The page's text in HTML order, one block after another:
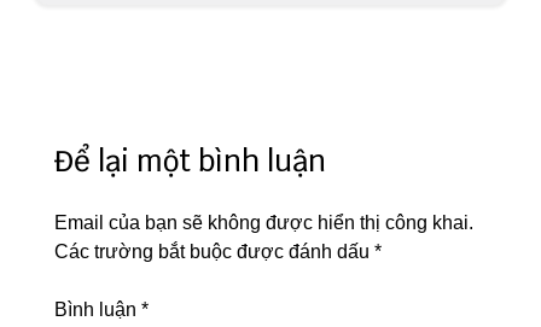
Để lại một bình luận
Email của bạn sẽ không được hiển thị công khai.
Các trường bắt buộc được đánh dấu *
Bình luận *